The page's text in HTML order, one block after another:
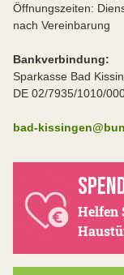
Öffnungszeiten:
nach Vereinbarung
Bankverbindung:
Sparkasse Bad
DE 02/7935/1010/
bad-
Helfen